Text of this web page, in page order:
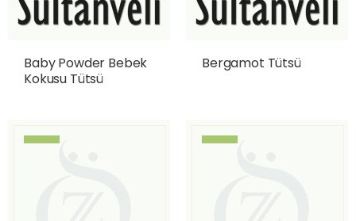
Baby Powder Bebek
Kokusu Tütsü
Bergamot Tütsü